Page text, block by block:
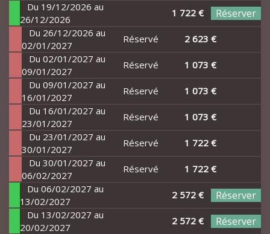
Du 19/12/2026 au
26/12/2026
1 722 € Réserver
Du 26/12/2026 au
02/01/2027
Réservé
2 623 €
Du 02/01/2027 au
09/01/2027
Réservé
1 073 €
Du 09/01/2027 au
16/01/2027
Réservé
1 073 €
Du 16/01/2027 au
23/01/2027
Réservé
1 073 €
Du 23/01/2027 au
30/01/2027
Réservé
1 722 €
Du 30/01/2027 au
06/02/2027
Réservé
1 722 €
Du 06/02/2027 au
13/02/2027
2 572 € Réserver
Du 13/02/2027 au
20/02/2027
2 572 € Réserver